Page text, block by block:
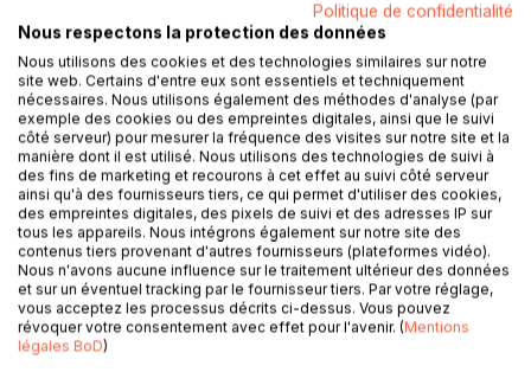
DESCRIPTION
L'ouverture du passage n'est pas sans conséquences
pour les deux mondes. Les humains ne sont pas loin de
découvrir l'existence des Avaloniens, surtout depuis la
capture de l'une des leurs. Gabriel, malgré les dangers,
décide de suivre Mélora sur Avalon.
Ensemble, parviendront-ils à libérer l'île de ses
oppresseurs ?
Ils découvriront vite que leurs ennemis ne sont pas ceux
qu'ils croient et que les liens du sang compliquent aussi
Politique de confidentialité
Nous respectons la protection des données
Nous utilisons des cookies et des technologies similaires sur notre
site web. Certains d'entre eux sont essentiels et techniquement
nécessaires. Nous utilisons également des méthodes d'analyse (par
exemple des cookies ou des empreintes digitales, ainsi que le suivi
côté serveur) pour mesurer la fréquence des visites sur notre site et la
manière dont il est utilisé. Nous utilisons des technologies de suivi à
des fins de marketing et recourons à cet effet au suivi côté serveur
ainsi qu'à des fournisseurs tiers, ce qui permet d'utiliser des cookies,
des empreintes digitales, des pixels de suivi et des adresses IP sur
tous les appareils. Nous intégrons également sur notre site des
contenus tiers provenant d'autres fournisseurs (plateformes vidéo).
Nous n'avons aucune influence sur le traitement ultérieur des données
et sur un éventuel tracking par le fournisseur tiers. Par votre réglage,
vous acceptez les processus décrits ci-dessus. Vous pouvez
révoquer votre consentement avec effet pour l'avenir. (Mentions
légales BoD)